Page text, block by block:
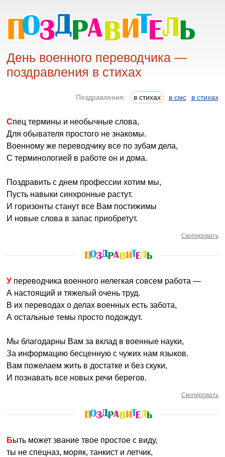
День военного переводчика —
поздравления в стихах
Поздравления: в стихах в смс в стихах
Спец термины и необычные слова,
Для обывателя простого не знакомы.
Военному же переводчику все по зубам дела,
С терминологией в работе он и дома.
Поздравить с днем профессии хотим мы,
Пусть навыки синхронные растут.
И горизонты станут все Вам постижимы
И новые слова в запас приобретут.
Скопировать
У переводчика военного нелегкая совсем работа —
А настоящий и тяжелый очень труд.
В их переводах о делах военных есть забота,
А остальные темы просто подождут.
Мы благодарны Вам за вклад в военные науки,
За информацию бесценную с чужих нам языков.
Вам пожелаем жить в достатке и без скуки,
И познавать все новых речи берегов.
Скопировать
Быть может звание твое простое с виду,
ты не спецназ, моряк, танкист и летчик,